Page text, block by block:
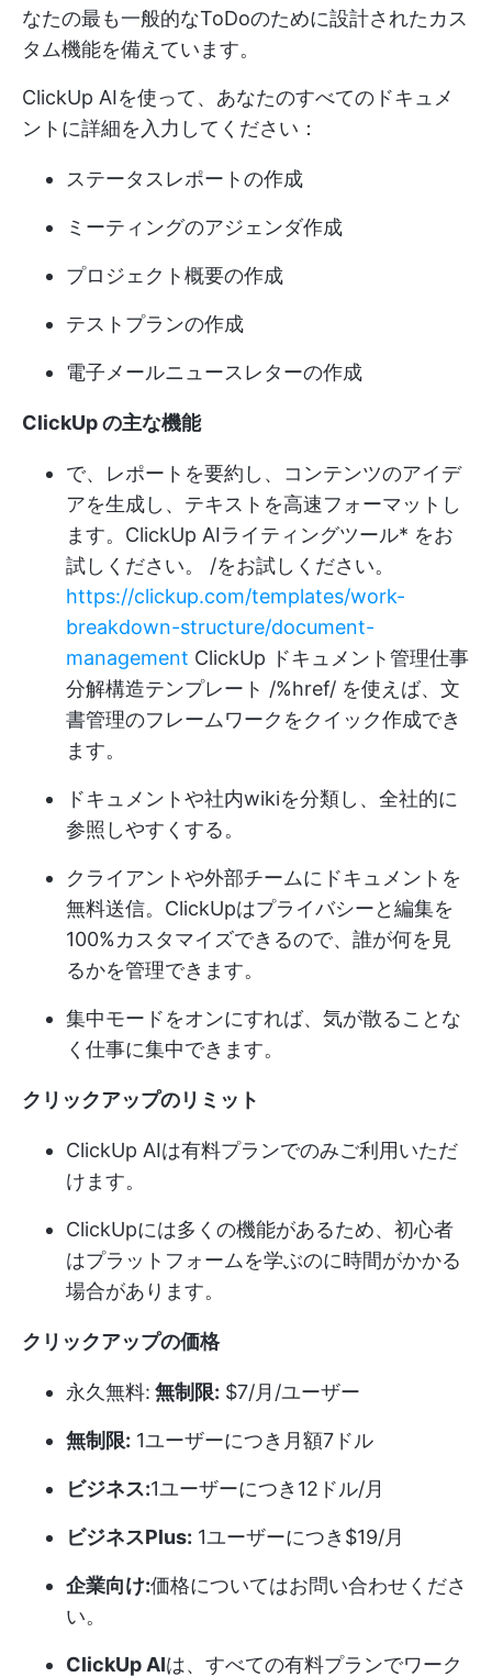
なたの最も一般的なToDoのために設計されたカス
タム機能を備えています。
ClickUp AIを使って、あなたのすべてのドキュメ
ントに詳細を入力してください：
ステータスレポートの作成
ミーティングのアジェンダ作成
プロジェクト概要の作成
テストプランの作成
電子メールニュースレターの作成
ClickUp の主な機能
で、レポートを要約し、コンテンツのアイデ
アを生成し、テキストを高速フォーマットし
ます。 ClickUp AIライティングツール* をお
試しください。 /をお試しください。
https://clickup.com/templates/work-
breakdown-structure/document-
management ClickUp ドキュメント管理仕事
分解構造テンプレート /%href/ を使えば、文
書管理のフレームワークをクイック作成でき
ます。
ドキュメントや社内wikiを分類し、全社的に
参照しやすくする。
クライアントや外部チームにドキュメントを
無料送信。ClickUpはプライバシーと編集を
100%カスタマイズできるので、誰が何を見
るかを管理できます。
集中モードをオンにすれば、気が散ることな
く仕事に集中できます。
クリックアップのリミット
ClickUp AIは有料プランでのみご利用いただ
けます。
ClickUpには多くの機能があるため、初心者
はプラットフォームを学ぶのに時間がかかる
場合があります。
クリックアップの価格
永久無料: 無制限: $7/月/ユーザー
無制限: 1ユーザーにつき月額7ドル
ビジネス:1ユーザーにつき12ドル/月
ビジネスPlus: 1ユーザーにつき$19/月
企業向け:価格についてはお問い合わせくださ
い。
ClickUp AIは、すべての有料プランでワーク